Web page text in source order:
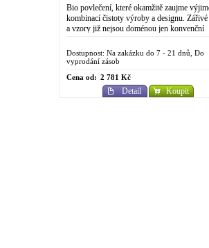
Bio povlečení, které okamžitě zaujme
kombinací čistoty výroby a designu.
a vzory již nejsou doménou jen konvenční
propracovaného...
Dostupnost: Na zakázku do 7 - 21 dnů, Do
vyprodání zásob
Cena od: 2 781 Kč
Detail Koupit